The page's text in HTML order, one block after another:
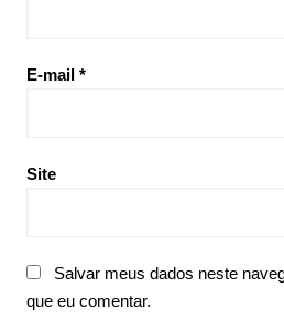
E-mail *
Site
Salvar meus dados neste
que eu comentar.